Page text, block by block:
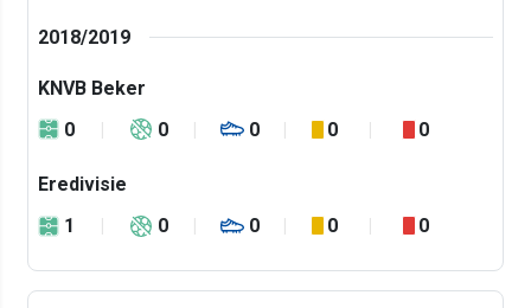
2018/2019
KNVB Beker
0
0 0 0 0
Eredivisie
1
0 0 0 0